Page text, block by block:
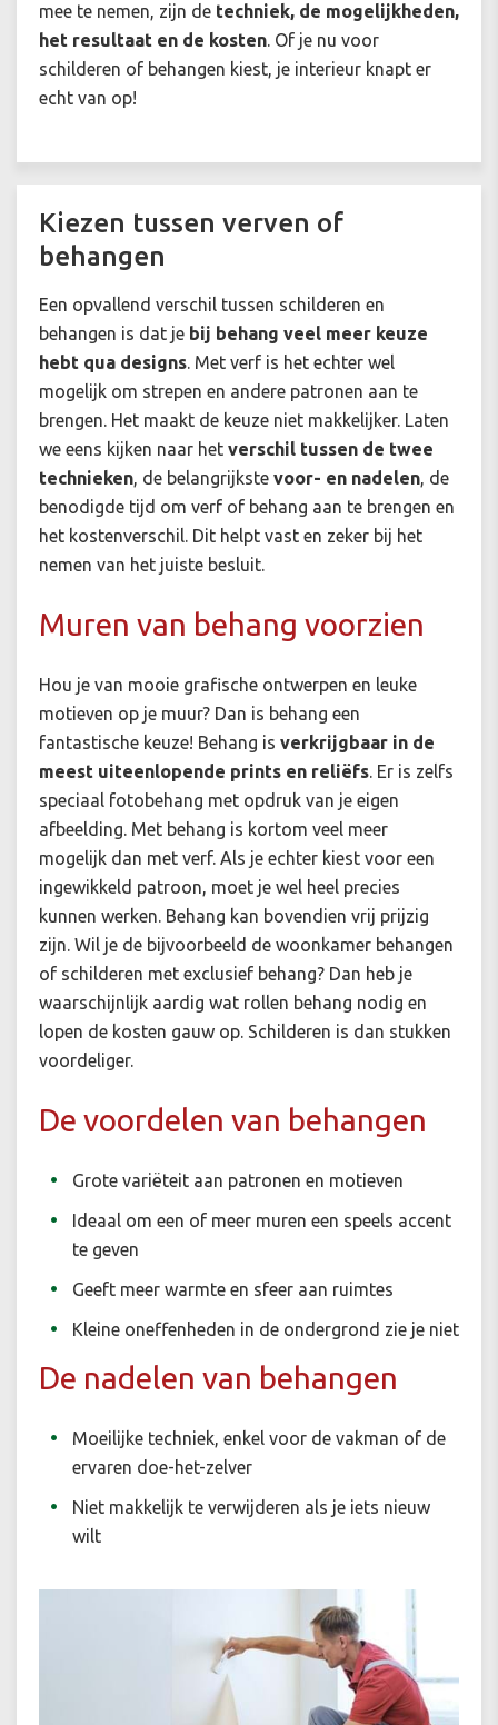
mee te nemen, zijn de techniek, de mogelijkheden,
het resultaat en de kosten. Of je nu voor
schilderen of behangen kiest, je interieur knapt er
echt van op!
Kiezen tussen verven of
behangen
Een opvallend verschil tussen schilderen en
behangen is dat je bij behang veel meer keuze
hebt qua designs. Met verf is het echter wel
mogelijk om strepen en andere patronen aan te
brengen. Het maakt de keuze niet makkelijker. Laten
we eens kijken naar het verschil tussen de twee
technieken, de belangrijkste voor- en nadelen, de
benodigde tijd om verf of behang aan te brengen en
het kostenverschil. Dit helpt vast en zeker bij het
nemen van het juiste besluit.
Muren van behang voorzien
Hou je van mooie grafische ontwerpen en leuke
motieven op je muur? Dan is behang een
fantastische keuze! Behang is verkrijgbaar in de
meest uiteenlopende prints en reliëfs. Er is zelfs
speciaal fotobehang met opdruk van je eigen
afbeelding. Met behang is kortom veel meer
mogelijk dan met verf. Als je echter kiest voor een
ingewikkeld patroon, moet je wel heel precies
kunnen werken. Behang kan bovendien vrij prijzig
zijn. Wil je de bijvoorbeeld de woonkamer behangen
of schilderen met exclusief behang? Dan heb je
waarschijnlijk aardig wat rollen behang nodig en
lopen de kosten gauw op. Schilderen is dan stukken
voordeliger.
De voordelen van behangen
Grote variëteit aan patronen en motieven
Ideaal om een of meer muren een speels accent
te geven
Geeft meer warmte en sfeer aan ruimtes
Kleine oneffenheden in de ondergrond zie je niet
De nadelen van behangen
Moeilijke techniek, enkel voor de vakman of de
ervaren doe-het-zelver
Niet makkelijk te verwijderen als je iets nieuw
wilt